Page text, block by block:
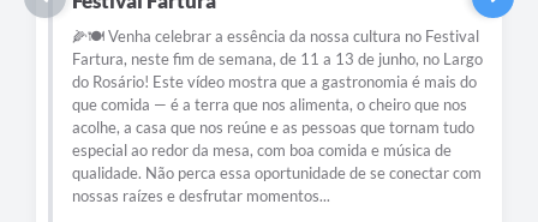
cultura no Festival
de junho, no Largo
é mais do
o cheiro que nos
que tornam tudo
e música de
de se conectar com
Jubileu do Bom Jesus de
🌟 No último sábado, dia 14 de junho, nossa
de uma linda demonstração de fé e tradição
Romaria de Cavaleiros e Amazonas rumo ao
Jesus de Matosinhos! 🚶‍♂️🐎 O desfile
expressivo no número de animais que
no passadiço do Santuário, totalizando
levantamento do pesquisador aposentado